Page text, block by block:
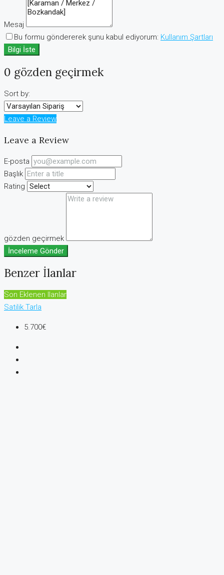
Mesaj
Bu formu göndererek şunu kabul ediyorum: Kullanım Şartları
Bilgi İste
0 gözden geçirmek
Sort by:
Leave a Review
Leave a Review
E-posta
Başlık
Rating
gözden geçirmek
İnceleme Gönder
Benzer İlanlar
Son Eklenen Ilanlar
Satilik Tarla
5.700€